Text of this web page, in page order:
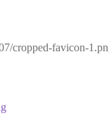
cropped-favicon-